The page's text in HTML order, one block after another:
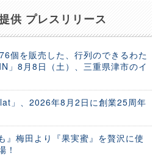
供 プレスリリース
個を販売した、行列のできるわた
」8月8日（土）、三重県津市のイ
」、2026年8月2日に創業25周年
』梅田より『果実蜜』を贅沢に使
！